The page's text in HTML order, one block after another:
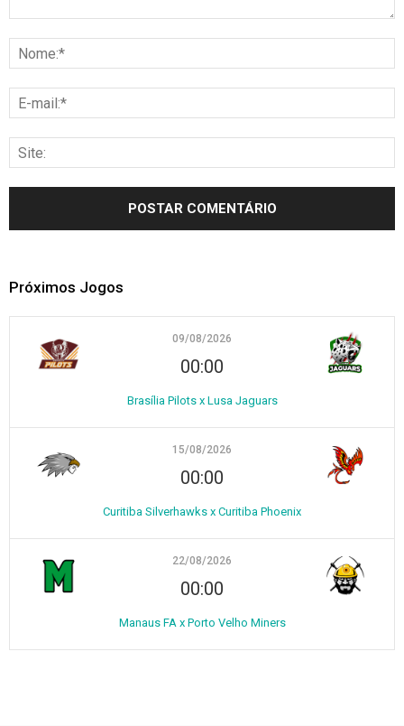
Próximos Jogos
09/08/2026
00:00
Brasília Pilots x Lusa Jaguars
15/08/2026
00:00
Curitiba Silverhawks x Curitiba Phoenix
22/08/2026
00:00
Manaus FA x Porto Velho Miners